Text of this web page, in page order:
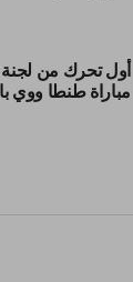
أول تحرك من لجنة
مباراة طنطا ووي